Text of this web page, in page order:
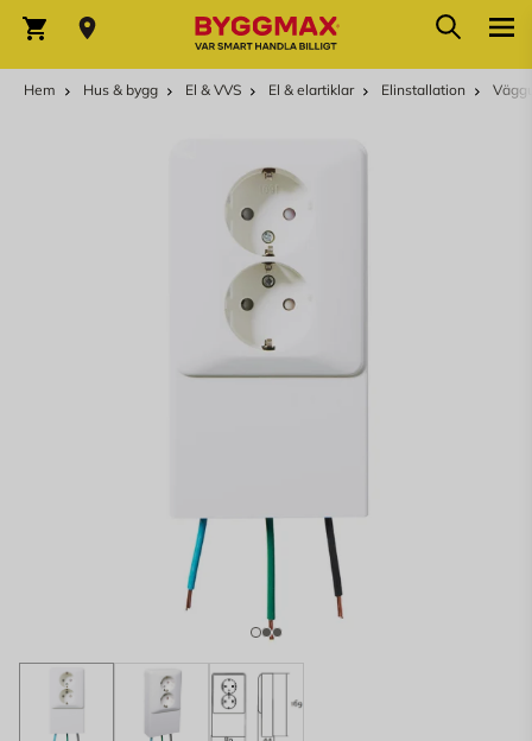
Varukorg Sök
Hem Hus & bygg El & VVS El & elartiklar Elinstallation